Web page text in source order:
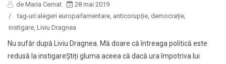
de Maria Cernat
28 mai 2019
/
tag-uri:alegeri europarlamentare, anticorupție, democrație,
instigare, Liviu Dragnea
Nu sufăr după Liviu Dragnea. Mă doare că întreaga politică este
redusă la instigareȘtiți gluma aceea că dacă ura împotriva lui